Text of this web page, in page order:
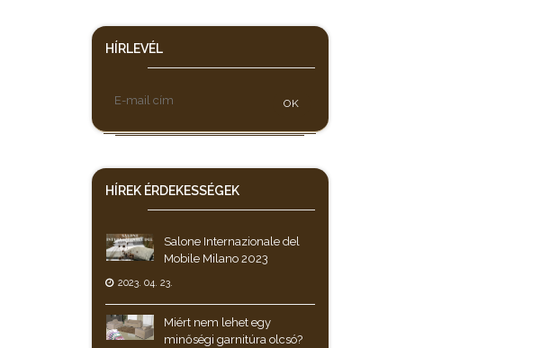
HÍRLEVÉL
OK
HÍREK ÉRDEKESSÉGEK
Salone Internazionale del
Mobile Milano 2023
2023. 04. 23.
Miért nem lehet egy
minőségi garnitúra olcsó?